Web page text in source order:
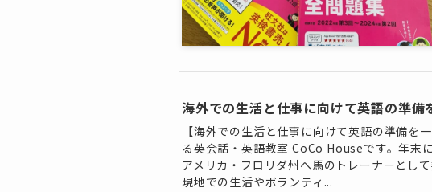
海外での生活と仕事に向けて英語の準備
【海外での生活と仕事に向けて英語の準備を
る英会話・英語教室 CoCo Houseです。年末
アメリカ・フロリダ州へ馬のトレーナーとし
現地での生活やボランティ...